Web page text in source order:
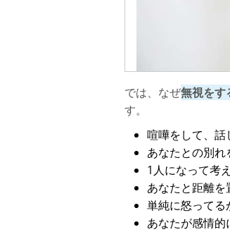
では、なぜ無視をす
す。
喧嘩をして、話
あなたとの別れ
1人になって考
あなたと距離を
単純に怒ってる
あなたが感情的